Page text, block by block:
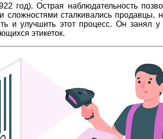
год). Острая наблюдательность
сталкивались продавцы,
и улучшить этот процесс. Он занял
этикеток.